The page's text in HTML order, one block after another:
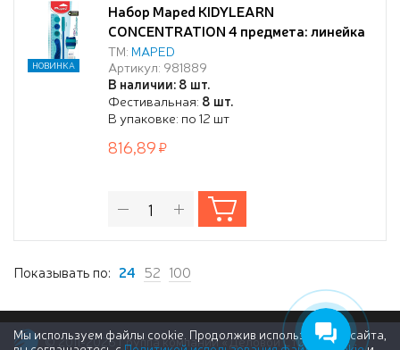
Набор Maped KIDYLEARN
CONCENTRATION 4 предмета: линейка
с тактильными зонами, карандаш с
жевательной насадкой антистресс,
точилка с текстурированной
поверхностью, ластик, в упаковке с
подвесом
ТМ: MAPED
Артикул: 981889
В наличии: 8 шт.
Фестивальная: 8 шт.
В упаковке: по 12 шт
НОВИНКА
816,89
Показывать по: 24 52 100
© 2011-2026 Группа компаний «Деловой Стиль»
Мы используем файлы cookie. Продолжив использование сайта,